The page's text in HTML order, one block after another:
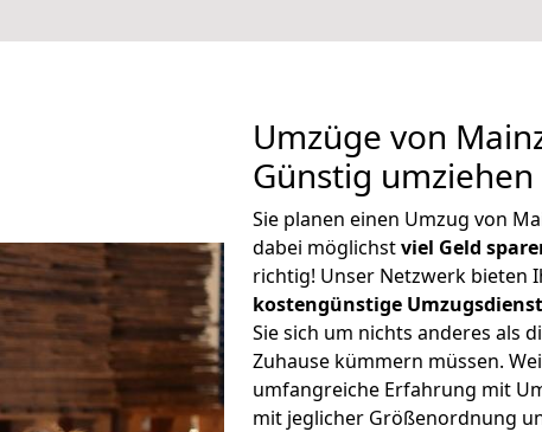
Umzüge von
Günstig umziehen
Sie planen einen Umzug von
dabei möglichstviel Geld
richtig! Unser Netzwerk bieten
kostengünstige
Sie sich um nichts anderes als
Zuhause kümmern müssen.
umfangreiche Erfahrung mit
mit jeglicher Größenordnung